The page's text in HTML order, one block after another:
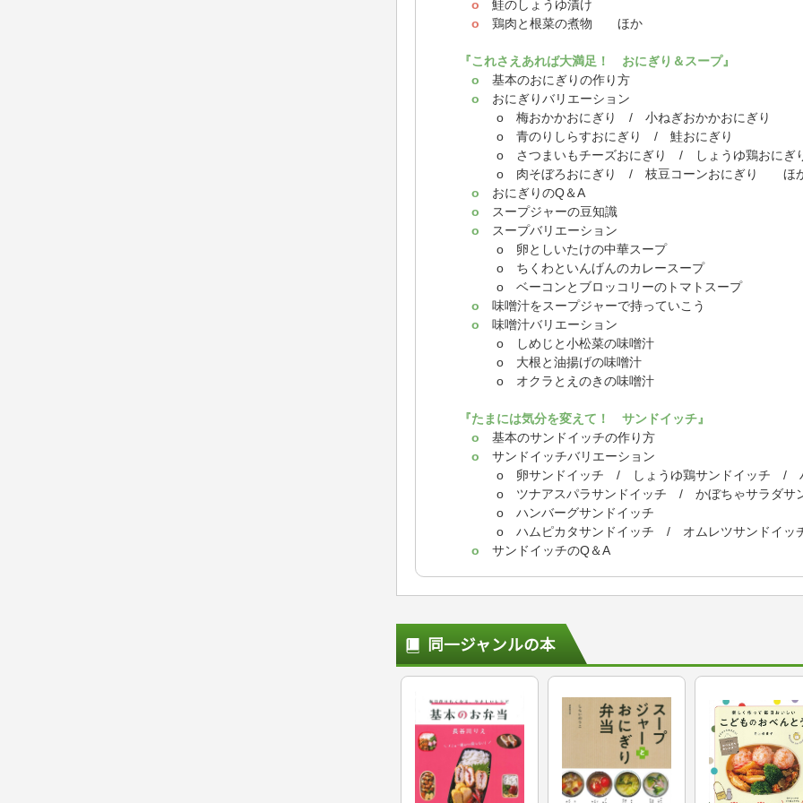
o 鮭のしょうゆ漬け
o 鶏肉と根菜の煮物 ほか
『これさえあれば大満足！ おにぎり＆スープ』
o 基本のおにぎりの作り方
o おにぎりバリエーション
o 梅おかかおにぎり / 小ねぎおかかおにぎり
o 青のりしらすおにぎり / 鮭おにぎり
o さつまいもチーズおにぎり / しょうゆ鶏おにぎ
o 肉そぼろおにぎり / 枝豆コーンおにぎり ほ
o おにぎりのQ＆A
o スープジャーの豆知識
o スープバリエーション
o 卵としいたけの中華スープ
o ちくわといんげんのカレースープ
o ベーコンとブロッコリーのトマトスープ
o 味噌汁をスープジャーで持っていこう
o 味噌汁バリエーション
o しめじと小松菜の味噌汁
o 大根と油揚げの味噌汁
o オクラとえのきの味噌汁
『たまには気分を変えて！ サンドイッチ』
o 基本のサンドイッチの作り方
o サンドイッチバリエーション
o 卵サンドイッチ / しょうゆ鶏サンドイッチ / ハム
o ツナアスパラサンドイッチ / かぼちゃサラダサン
o ハンバーグサンドイッチ
o ハムピカタサンドイッチ / オムレツサンドイ
o サンドイッチのQ＆A
同一ジャンルの本